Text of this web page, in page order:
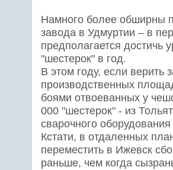
Намного более обширны
завода в Удмуртии – в
предполагается достичь
"шестерок" в год.
В этом году, если верить
производственных
боями отвоеванных у
000 "шестерок" - из
сварочного
Кстати, в отдаленных
переместить в Ижевск
раньше, чем когда